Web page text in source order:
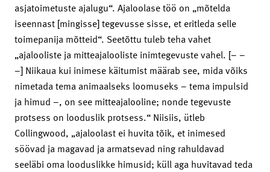
asjatoimetuste ajalugu“. Ajaloolase töö on „mõtelda
iseennast [mingisse] tegevusse sisse, et eritleda selle
toimepanija mõtteid“. Seetõttu tuleb teha vahet
„ajalooliste ja mitteajalooliste inimtegevuste vahel. [– –
–] Niikaua kui inimese käitumist määrab see, mida võiks
nimetada tema animaalseks loomuseks – tema impulsid
ja himud –, on see mitteajalooline; nonde tegevuste
protsess on looduslik protsess.“ Niisiis, ütleb
Collingwood, „ajaloolast ei huvita tõik, et inimesed
söövad ja magavad ja armatsevad ning rahuldavad
seeläbi oma looduslikke himusid; küll aga huvitavad teda